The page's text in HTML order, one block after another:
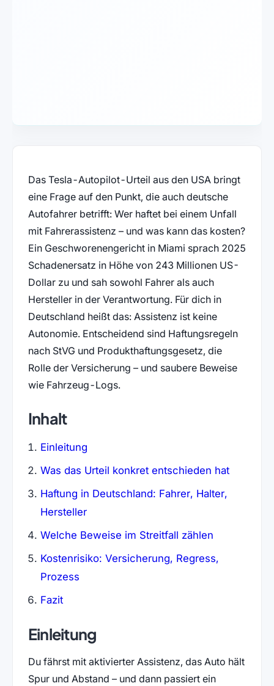
Das Tesla-Autopilot-Urteil aus den USA bringt
eine Frage auf den Punkt, die auch deutsche
Autofahrer betrifft: Wer haftet bei einem Unfall
mit Fahrerassistenz – und was kann das kosten?
Ein Geschworenengericht in Miami sprach 2025
Schadenersatz in Höhe von 243 Millionen US-
Dollar zu und sah sowohl Fahrer als auch
Hersteller in der Verantwortung. Für dich in
Deutschland heißt das: Assistenz ist keine
Autonomie. Entscheidend sind Haftungsregeln
nach StVG und Produkthaftungsgesetz, die
Rolle der Versicherung – und saubere Beweise
wie Fahrzeug-Logs.
Inhalt
Einleitung
Was das Urteil konkret entschieden hat
Haftung in Deutschland: Fahrer, Halter,
Hersteller
Welche Beweise im Streitfall zählen
Kostenrisiko: Versicherung, Regress,
Prozess
Fazit
Einleitung
Du fährst mit aktivierter Assistenz, das Auto hält
Spur und Abstand – und dann passiert ein